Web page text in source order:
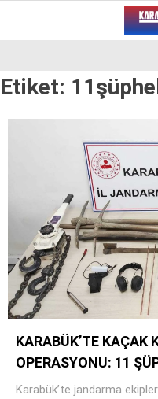
VİDEO
BÖLGEDEN
GENEL
SPOR
SERVISLER
Etiket:
KARABÜK’TE KAÇAK
OPERASYONU: 11
Karabük’te jandarma